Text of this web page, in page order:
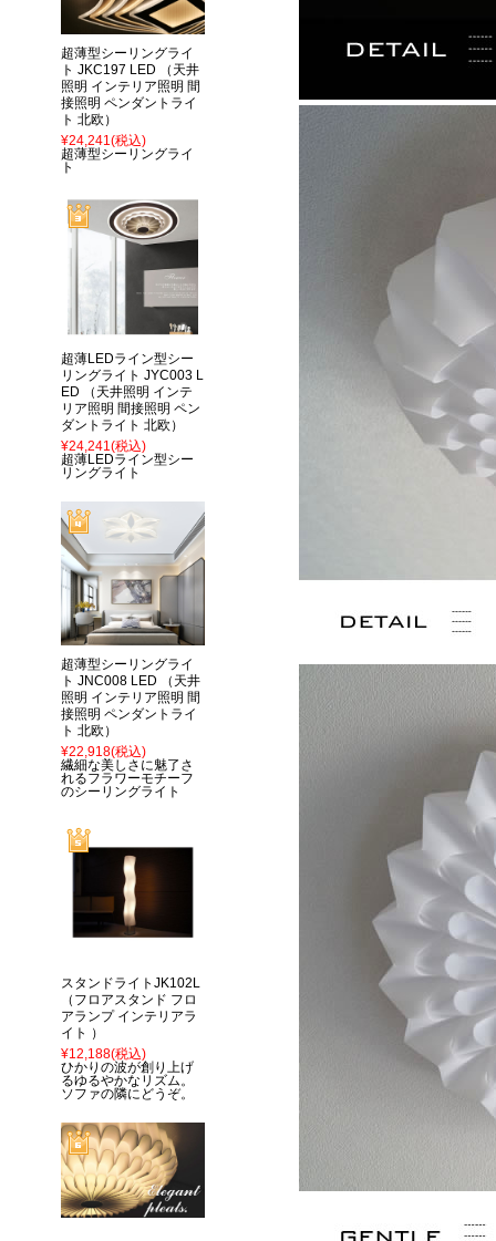
超薄型シーリングライ
ト JKC197 LED （天井
照明 インテリア照明 間
接照明 ペンダントライ
ト 北欧）
¥24,241(税込)
超薄型シーリングライ
ト
超薄LEDライン型シー
リングライト JYC003 L
ED （天井照明 インテ
リア照明 間接照明 ペン
ダントライト 北欧）
¥24,241(税込)
超薄LEDライン型シー
リングライト
超薄型シーリングライ
ト JNC008 LED （天井
照明 インテリア照明 間
接照明 ペンダントライ
ト 北欧）
¥22,918(税込)
繊細な美しさに魅了さ
れるフラワーモチーフ
のシーリングライト
スタンドライトJK102L
（フロアスタンド フロ
アランプ インテリアラ
イト ）
¥12,188(税込)
ひかりの波が創り上げ
るゆるやかなリズム。
ソファの隣にどうぞ。